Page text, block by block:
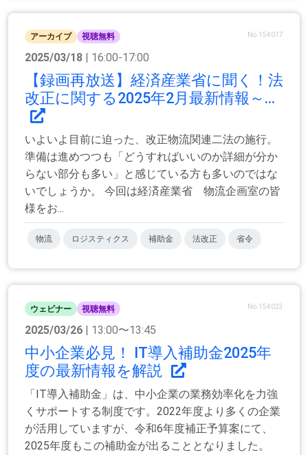
アーカイブ 視聴無料 No.154017
2025/03/18 | 16:00-17:00
【録画再放送】経済産業省に聞く！法
改正に関する2025年2月最新情報～...
いよいよ目前に迫った、改正物流関連二法の施行。
準備は進めつつも「どうすればいいのか詳細が分か
らない部分も多い」と感じている方も多いのではな
いでしょうか。 今回は経済産業省 物流企画室の皆
様をお...
物流 ロジスティクス 補助金 法改正 省令
ウェビナー 視聴無料 No.154023
2025/03/26 | 13:00〜13:45
中小企業必見！ IT導入補助金2025年
度の最新情報を解説
「IT導入補助金」は、中小企業の業務効率化を力強
くサポートする制度です。2022年度より多くの企業
が活用していますが、令和6年度補正予算案にて、
2025年度もこの補助金が出ることとなりました。